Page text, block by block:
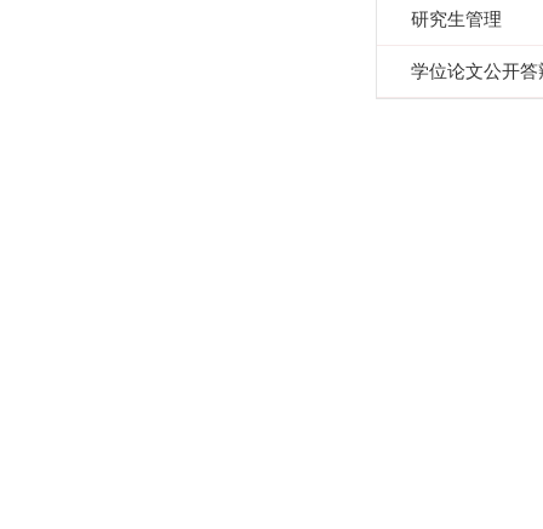
研究生管理
学位论文公开答